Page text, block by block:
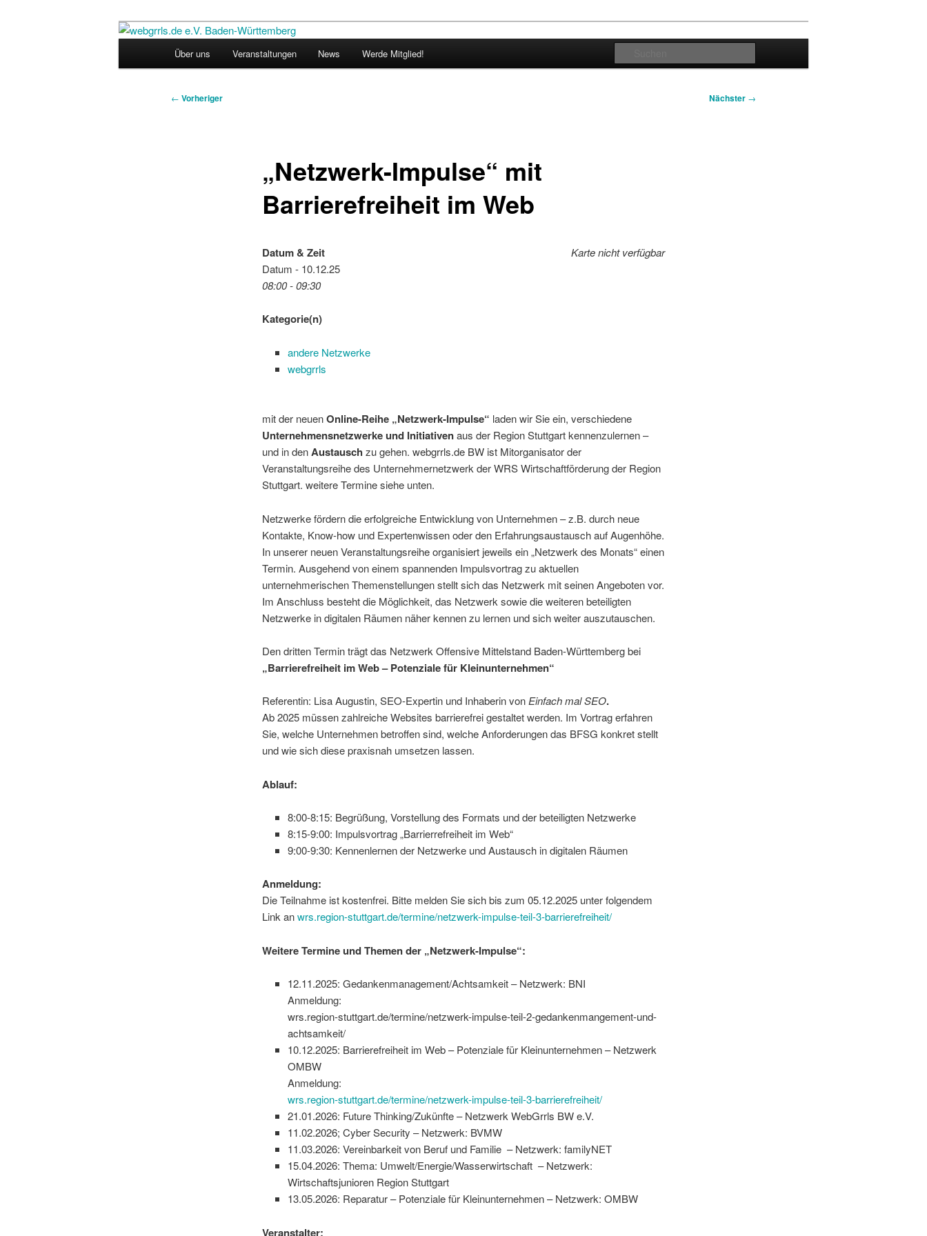
webgrrls.de e.V. Baden-Württemberg
Regiogruppe Baden-Württemberg der webgrrls.de e.V.
Über uns Veranstaltungen News Werde Mitglied!
Beitragsnavigation
← Vorheriger Nächster →
„Netzwerk-Impulse“ mit
Barrierefreiheit im Web
Karte nicht verfügbar
Datum & Zeit
Datum - 10.12.25
08:00 - 09:30
Kategorie(n)
andere Netzwerke
webgrrls
mit der neuenOnline-Reihe „Netzwerk-Impulse“ laden wir Sie ein, verschiedene
Unternehmensnetzwerke und Initiativenaus der Region Stuttgart kennenzulernen –
und in denAustausch zu gehen. webgrrls.de BW ist Mitorganisator der
Veranstaltungsreihe des Unternehmernetzwerk der WRS Wirtschaftförderung der Region
Stuttgart. weitere Termine siehe unten.
Netzwerke fördern die erfolgreiche Entwicklung von Unternehmen – z.B. durch neue
Kontakte, Know-how und Expertenwissen oder den Erfahrungsaustausch auf Augenhöhe.
In unserer neuen Veranstaltungsreihe organisiert jeweils ein „Netzwerk des Monats“ einen
Termin. Ausgehend von einem spannenden Impulsvortrag zu aktuellen
unternehmerischen Themenstellungen stellt sich das Netzwerk mit seinen Angeboten vor.
Im Anschluss besteht die Möglichkeit, das Netzwerk sowie die weiteren beteiligten
Netzwerke in digitalen Räumen näher kennen zu lernen und sich weiter auszutauschen.
Den dritten Termin trägt das Netzwerk Offensive Mittelstand Baden-Württemberg bei
„Barrierefreiheit im Web – Potenziale für Kleinunternehmen“
Referentin: Lisa Augustin, SEO-Expertin und Inhaberin vonEinfach mal SEO.
Ab 2025 müssen zahlreiche Websites barrierefrei gestaltet werden. Im Vortrag erfahren
Sie, welche Unternehmen betroffen sind, welche Anforderungen das BFSG konkret stellt
und wie sich diese praxisnah umsetzen lassen.
Ablauf:
8:00-8:15: Begrüßung, Vorstellung des Formats und der beteiligten Netzwerke
8:15-9:00: Impulsvortrag „Barrierrefreiheit im Web“
9:00-9:30: Kennenlernen der Netzwerke und Austausch in digitalen Räumen
Anmeldung:
Die Teilnahme ist kostenfrei. Bitte melden Sie sich bis zum 05.12.2025 unter folgendem
Link anwrs.region-stuttgart.de/termine/netzwerk-impulse-teil-3-barrierefreiheit/
Weitere Termine und Themen der „Netzwerk-Impulse“:
12.11.2025: Gedankenmanagement/Achtsamkeit – Netzwerk: BNI
Anmeldung:
wrs.region-stuttgart.de/termine/netzwerk-impulse-teil-2-gedankenmangement-und-
achtsamkeit/
10.12.2025: Barrierefreiheit im Web – Potenziale für Kleinunternehmen – Netzwerk
OMBW
Anmeldung:
wrs.region-stuttgart.de/termine/netzwerk-impulse-teil-3-barrierefreiheit/
21.01.2026: Future Thinking/Zukünfte – Netzwerk WebGrrls BW e.V.
11.02.2026; Cyber Security – Netzwerk: BVMW
11.03.2026: Vereinbarkeit von Beruf und Familie – Netzwerk: familyNET
15.04.2026: Thema: Umwelt/Energie/Wasserwirtschaft – Netzwerk:
Wirtschaftsjunioren Region Stuttgart
13.05.2026: Reparatur – Potenziale für Kleinunternehmen – Netzwerk: OMBW
Veranstalter: